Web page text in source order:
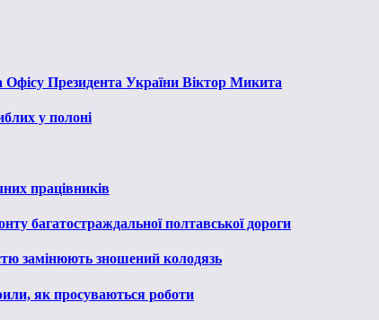
Офісу Президента України Віктор Микита
у полоні
працівників
багатостраждальної полтавської дороги
замінюють зношений колодязь
як просуваються роботи